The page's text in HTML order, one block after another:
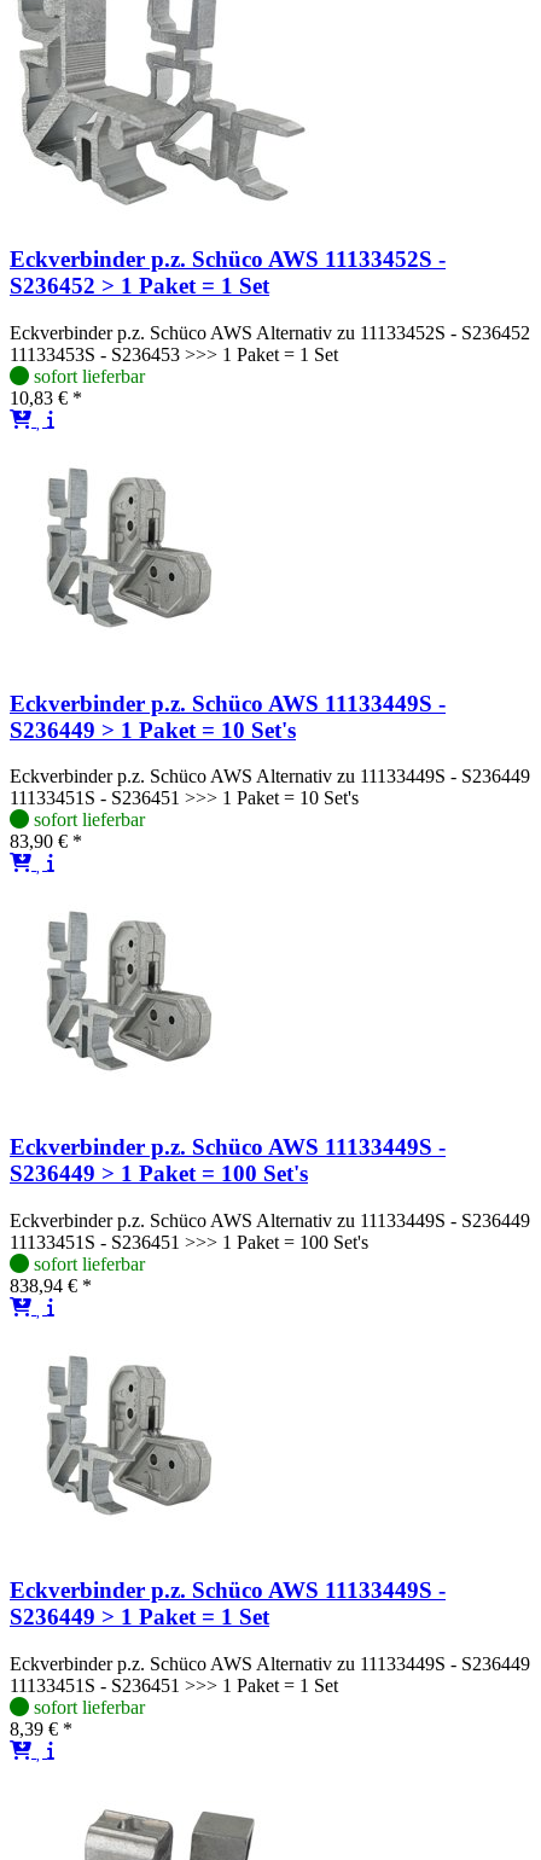
Eckverbinder p.z. Schüco AWS 11133452S -
S236452 > 1 Paket = 1 Set
Eckverbinder p.z. Schüco AWS Alternativ zu 11133452S - S236452
11133453S - S236453 >>> 1 Paket = 1 Set
sofort lieferbar
10,83 € *
Eckverbinder p.z. Schüco AWS 11133449S -
S236449 > 1 Paket = 10 Set's
Eckverbinder p.z. Schüco AWS Alternativ zu 11133449S - S236449
11133451S - S236451 >>> 1 Paket = 10 Set's
sofort lieferbar
83,90 € *
Eckverbinder p.z. Schüco AWS 11133449S -
S236449 > 1 Paket = 100 Set's
Eckverbinder p.z. Schüco AWS Alternativ zu 11133449S - S236449
11133451S - S236451 >>> 1 Paket = 100 Set's
sofort lieferbar
838,94 € *
Eckverbinder p.z. Schüco AWS 11133449S -
S236449 > 1 Paket = 1 Set
Eckverbinder p.z. Schüco AWS Alternativ zu 11133449S - S236449
11133451S - S236451 >>> 1 Paket = 1 Set
sofort lieferbar
8,39 € *